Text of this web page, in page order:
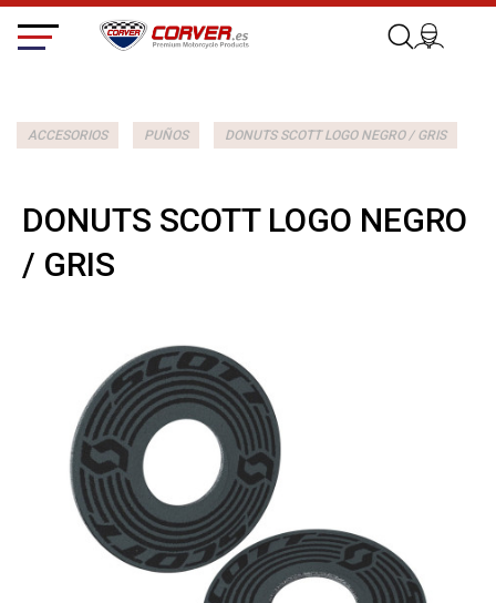
ACCESORIOS PUÑOS DONUTS SCOTT LOGO NEGRO / GRIS
DONUTS SCOTT LOGO NEGRO
/ GRIS